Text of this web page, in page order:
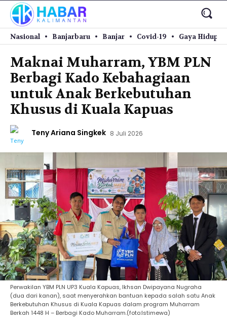
Nasional Banjarbaru Banjar Covid-19 Gaya Hidup
Maknai Muharram, YBM PLN
Berbagi Kado Kebahagiaan
untuk Anak Berkebutuhan
Khusus di Kuala Kapuas
Teny Ariana Singkek 8 Juli 2026
Perwakilan YBM PLN UP3 Kuala Kapuas, Ikhsan Dwipayana Nugraha
(dua dari kanan), saat menyerahkan bantuan kepada salah satu Anak
Berkebutuhan Khusus di Kuala Kapuas dalam program Muharram
Berkah 1448 H – Berbagi Kado Muharram.(foto:Istimewa)